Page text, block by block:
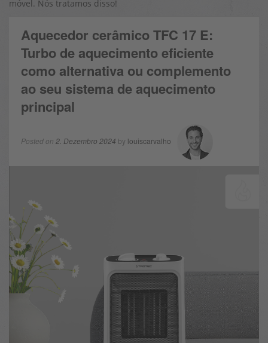
móvel. Nós tratamos disso!
Aquecedor cerâmico TFC 17 E:
Turbo de aquecimento eficiente
como alternativa ou complemento
ao seu sistema de aquecimento
principal
Posted on 2. Dezembro 2024 by louiscarvalho